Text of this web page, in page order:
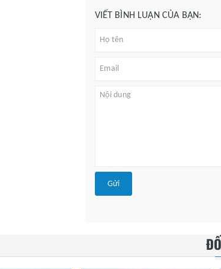
VIẾT BÌNH LUẬN CỦA BẠN:
Gửi